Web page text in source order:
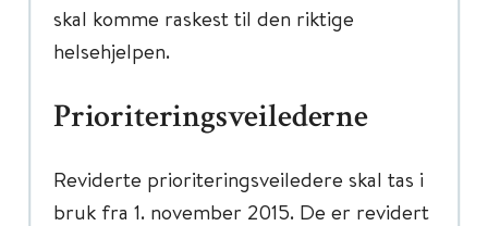
skal komme raskest til den riktige
helsehjelpen.
Prioriteringsveilederne
Reviderte prioriteringsveiledere skal tas i
bruk fra 1. november 2015. De er revidert